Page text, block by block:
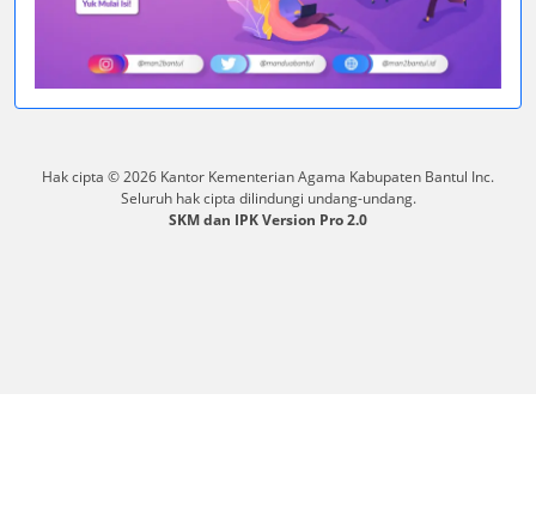
Hak cipta © 2026 Kantor Kementerian Agama Kabupaten Bantul Inc.
Seluruh hak cipta dilindungi undang-undang.
SKM dan IPK Version Pro 2.0